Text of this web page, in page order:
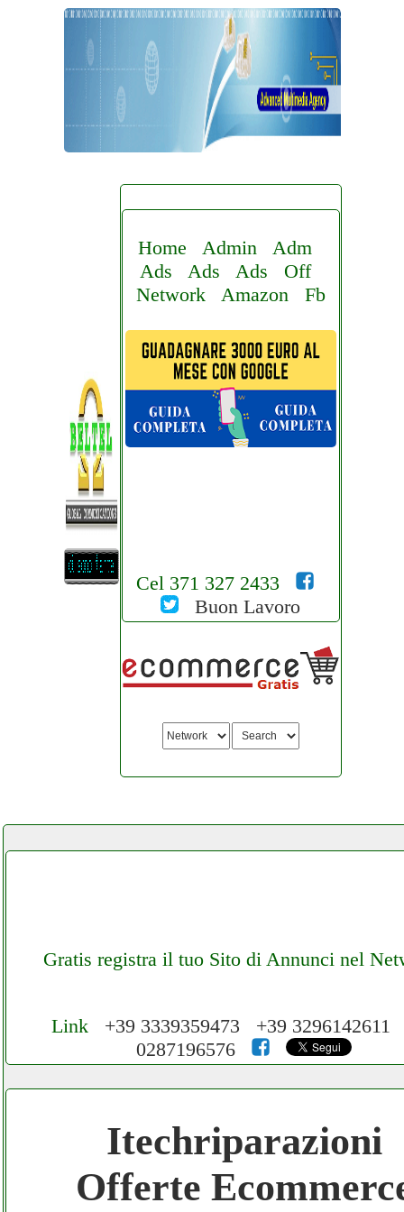
Home Admin
Adm
Ads
Ads Ads
Off
Network
Amazon Fb
Cel 371 327 2433
Buon Lavoro
Gratis registra il tuo Sito di Annunci nel
Cerchiamo Collaboratori per Lavoro nel
Network 3.000 € Mese
Gratis registra il tuo Ecommerce nel
Link+39 3339359473 +39 3296142611
0287196576
Itechriparazioni
Offerte